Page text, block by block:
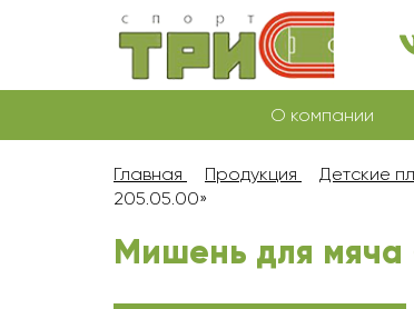
О компании
Главная Продукция Детские
205.05.00»
Мишень для мяча